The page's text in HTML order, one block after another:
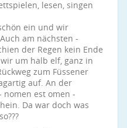
lesen, singen
ein und wir
am nächsten -
der Regen kein Ende
um halb elf, ganz in
zum Füssener
auf. An der
nomen est omen -
Da war doch was